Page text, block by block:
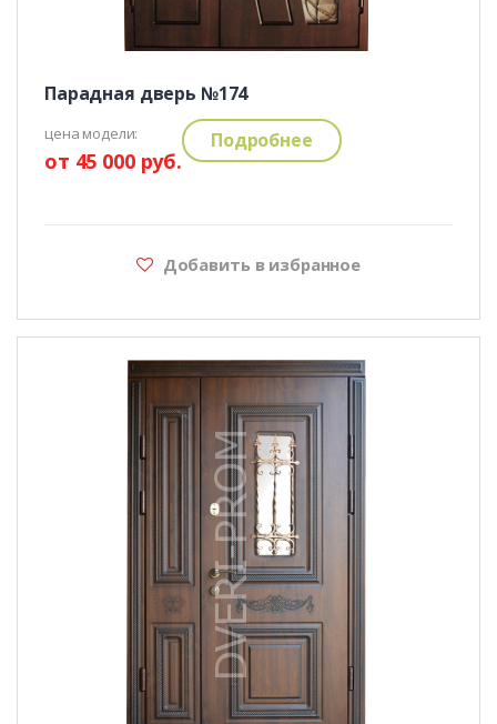
Парадная дверь №174
цена модели:
от 45 000 руб.
Подробнее
Добавить в избранное